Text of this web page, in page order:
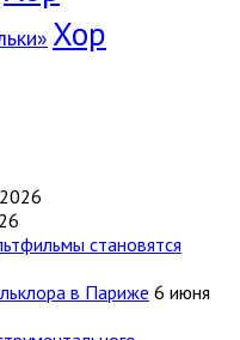
Хор
становятся
в Париже 6 июня